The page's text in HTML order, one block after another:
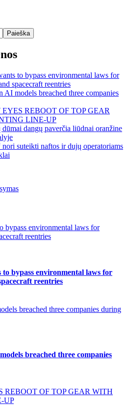
Paieška
to bypass environmental laws for
spacecraft reentries
AI models breached three companies
REBOOT OF TOP GEAR
LINE-UP
dangų paverčia liūdnai oranžine
suteikti naftos ir dujų operatoriams
bypass environmental laws for
reentries
bypass environmental laws for
reentries
breached three companies during
breached three companies
REBOOT OF TOP GEAR WITH
UP